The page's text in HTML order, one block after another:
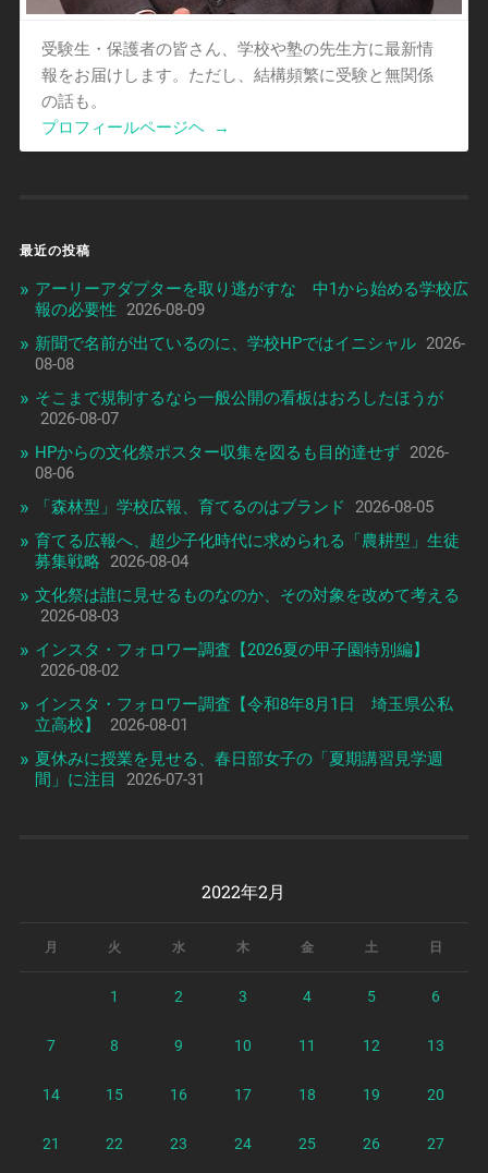
受験生・保護者の皆さん、学校や塾の先生方に最新情
報をお届けします。ただし、結構頻繁に受験と無関係
の話も。
プロフィールページヘ
→
最近の投稿
アーリーアダプターを取り逃がすな 中1から始める学校広
報の必要性
2026-08-09
新聞で名前が出ているのに、学校HPではイニシャル 2026-
08-08
そこまで規制するなら一般公開の看板はおろしたほうが
2026-08-07
HPからの文化祭ポスター収集を図るも目的達せず 2026-
08-06
「森林型」学校広報、育てるのはブランド
2026-08-05
育てる広報へ、超少子化時代に求められる「農耕型」生徒
募集戦略
2026-08-04
文化祭は誰に見せるものなのか、その対象を改めて考える
2026-08-03
インスタ・フォロワー調査【2026夏の甲子園特別編】
2026-08-02
インスタ・フォロワー調査【令和8年8月1日 埼玉県公私
立高校】
2026-08-01
夏休みに授業を見せる、春日部女子の「夏期講習見学週
間」に注目
2026-07-31
2022年2月
月 火 水 木 金 土 日
1 2 3 4 5 6
7 8 9 10 11 12 13
14 15 16 17 18 19 20
21 22 23 24 25 26 27